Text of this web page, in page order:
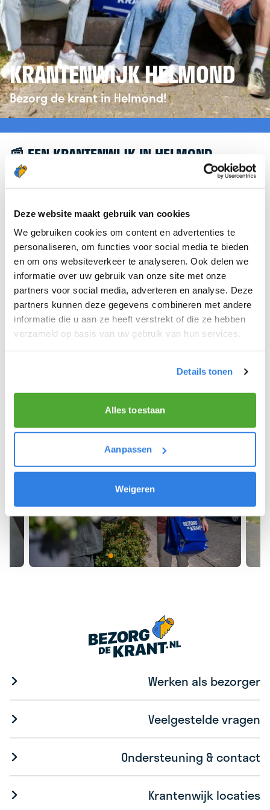
Deze website maakt gebruik van cookies
We gebruiken cookies om content en advertenties te
personaliseren, om functies voor social media te bieden
en om ons websiteverkeer te analyseren. Ook delen we
informatie over uw gebruik van onze site met onze
partners voor social media, adverteren en analyse. Deze
partners kunnen deze gegevens combineren met andere
informatie die u aan ze heeft verstrekt of die ze hebben
verzameld op basis van uw gebruik van hun services.
Details tonen
Alles toestaan
Aanpassen
Weigeren
KRANTENWIJK HELMOND
Bezorg de krant in Helmond!
📰 EEN KRANTENWIJK IN HELMOND
Leuk dat je geïnteresseerd bent in een
verwijzen we je graag door naar de website van
krantenbezorgen.nl . Daar kun je je eenvoudig
aanmelden om de krant te bezorgen in Helmond.
We hopen dat je snel aan de slag kunt en wensen
je veel succes! 🚴‍♂️💨
Meld je aan als krantenbezorger!
Werken als bezorger
Veelgestelde vragen
Ondersteuning & contact
Krantenwijk locaties